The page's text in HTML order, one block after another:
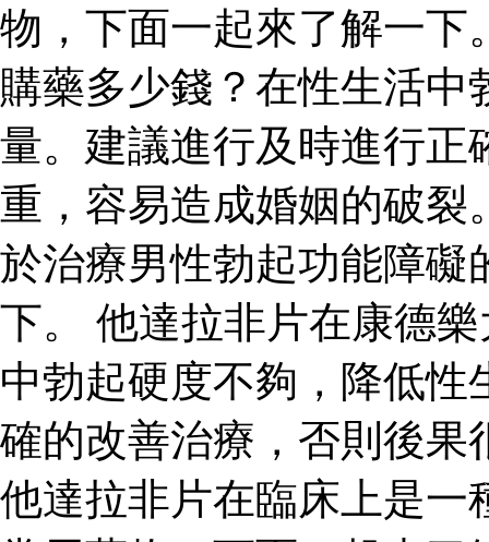
物，下面一起來了解一下
購藥多少錢？在性生活
量。建議進行及時進行正
重，容易造成婚姻的破裂
於治療男性勃起功能障礙
下。 他達拉非片在康德
中勃起硬度不夠，降低
確的改善治療，否則後果
他達拉非片在臨床上是一